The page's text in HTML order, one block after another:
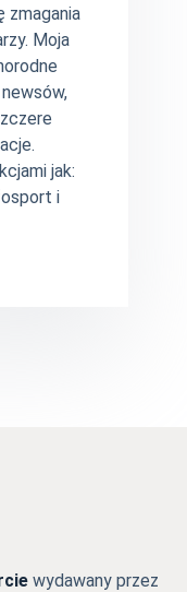
zmagania
Moja
jak:
i
wydawany przez